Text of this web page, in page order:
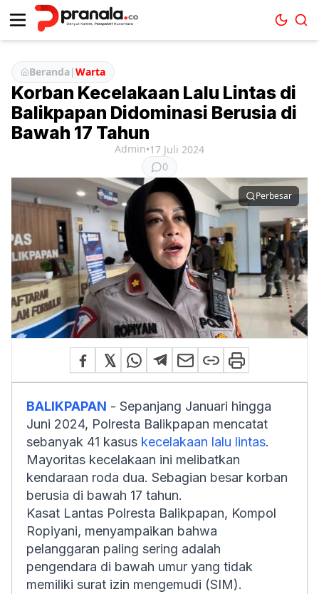
Beranda|Warta
Korban Kecelakaan Lalu Lintas di
Balikpapan Didominasi Berusia di
Bawah 17 Tahun
Admin•17 Juli 2024
0
Perbesar
BALIKPAPAN - Sepanjang Januari hingga
Juni 2024, Polresta Balikpapan mencatat
sebanyak 41 kasus kecelakaan lalu lintas.
Mayoritas kecelakaan ini melibatkan
kendaraan roda dua. Sebagian besar korban
berusia di bawah 17 tahun.
Kasat Lantas Polresta Balikpapan, Kompol
Ropiyani, menyampaikan bahwa
pelanggaran paling sering adalah
pengendara di bawah umur yang tidak
memiliki surat izin mengemudi (SIM).